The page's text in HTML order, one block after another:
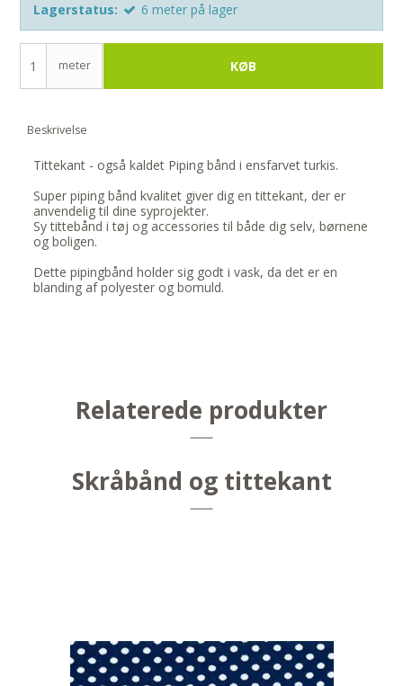
Lagerstatus: 6 meter på lager
meter KØB
Beskrivelse
Tittekant - også kaldet Piping bånd i ensfarvet turkis.
Super piping bånd kvalitet giver dig en tittekant, der er
anvendelig til dine syprojekter.
Sy tittebånd i tøj og accessories til både dig selv, børnene
og boligen.
Dette pipingbånd holder sig godt i vask, da det er en
blanding af polyester og bomuld.
Relaterede produkter
Skråbånd og tittekant